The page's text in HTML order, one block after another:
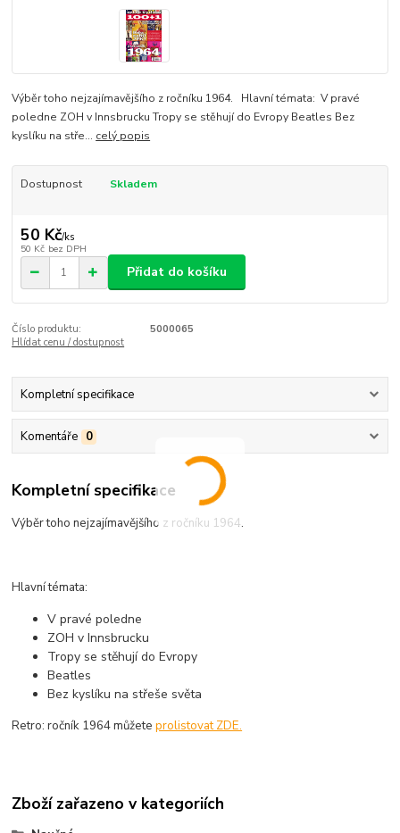
Výběr toho nejzajímavějšího z ročníku 1964. Hlavní témata: V pravé
poledne ZOH v Innsbrucku Tropy se stěhují do Evropy Beatles Bez
kyslíku na stře... celý popis
Dostupnost Skladem
50 Kč/ks
50 Kč bez DPH
Přidat do košíku
Číslo produktu:
5000065
Hlídat cenu / dostupnost
Kompletní specifikace
Komentáře 0
Kompletní specifikace
Výběr toho nejzajímavějšího z ročníku 1964.
Hlavní témata:
V pravé poledne
ZOH v Innsbrucku
Tropy se stěhují do Evropy
Beatles
Bez kyslíku na střeše světa
Retro: ročník 1964 můžeteprolistovat ZDE.
Zboží zařazeno v kategoriích